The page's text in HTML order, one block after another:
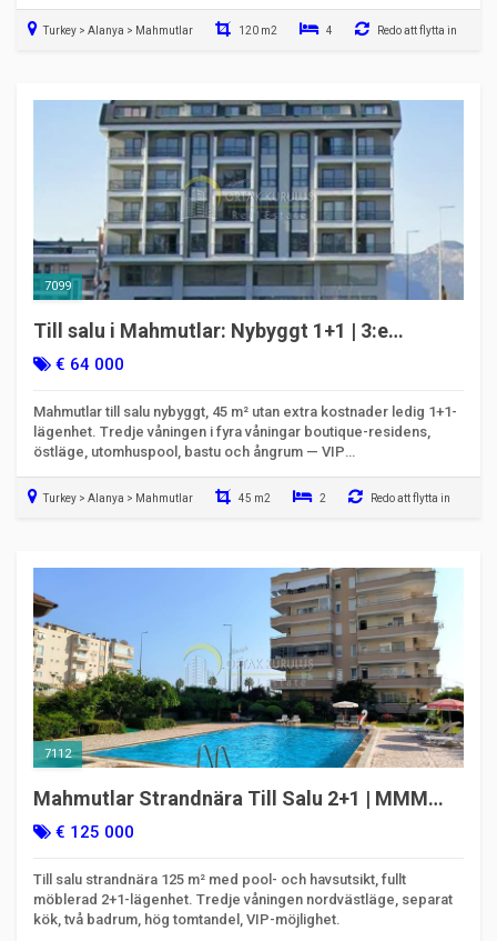
Turkey > Alanya > Mahmutlar 120 m2 4 Redo att flytta in
7099
Till salu i Mahmutlar: Nybyggt 1+1 | 3:e
våningen österläge | Komplett SPA
€ 64 000
Mahmutlar till salu nybyggt, 45 m² utan extra kostnader ledig 1+1-
lägenhet. Tredje våningen i fyra våningar boutique-residens,
östläge, utomhuspool, bastu och ångrum — VIP
Turkey > Alanya > Mahmutlar 45 m2 2 Redo att flytta in
7112
Mahmutlar Strandnära Till Salu 2+1 | MMM
Migros Nära Separat Kök
€ 125 000
Till salu strandnära 125 m² med pool- och havsutsikt, fullt
möblerad 2+1-lägenhet. Tredje våningen nordvästläge, separat
kök, två badrum, hög tomtandel, VIP-möjlighet.